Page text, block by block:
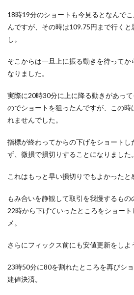
18時19分のショートも今見るとなんで
んですが、その時は109.75円まで行く
し。
そこからは一旦上に振る動きを待ってか
なりました。
実際に20時30分に上に降る動きがあっ
のでショートを狙ったんですが、この時
れませんでした。
指標が終わってからの下げをショートし
ず、微損で損切りすることになりました。
これはもっと早い損切りでもよかったと
もみ合いを静観して取引を我慢するもの
22時から下げていったところをショー
メ。
さらにフィックス前にも安値更新をしよ
23時50分に80を割れたところを再びシ
建値決済。